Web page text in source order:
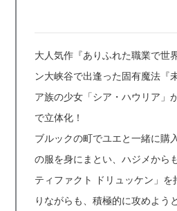
大人気作『ありふれた職業で世
ン大峡谷で出逢った固有魔法『
ア族の少女「シア・ハウリア」
で立体化！
ブルックの町でユエと一緒に購
の服を身にまとい、ハジメから
ティファクト ドリュッケン」
りながらも、積極的に攻めよう